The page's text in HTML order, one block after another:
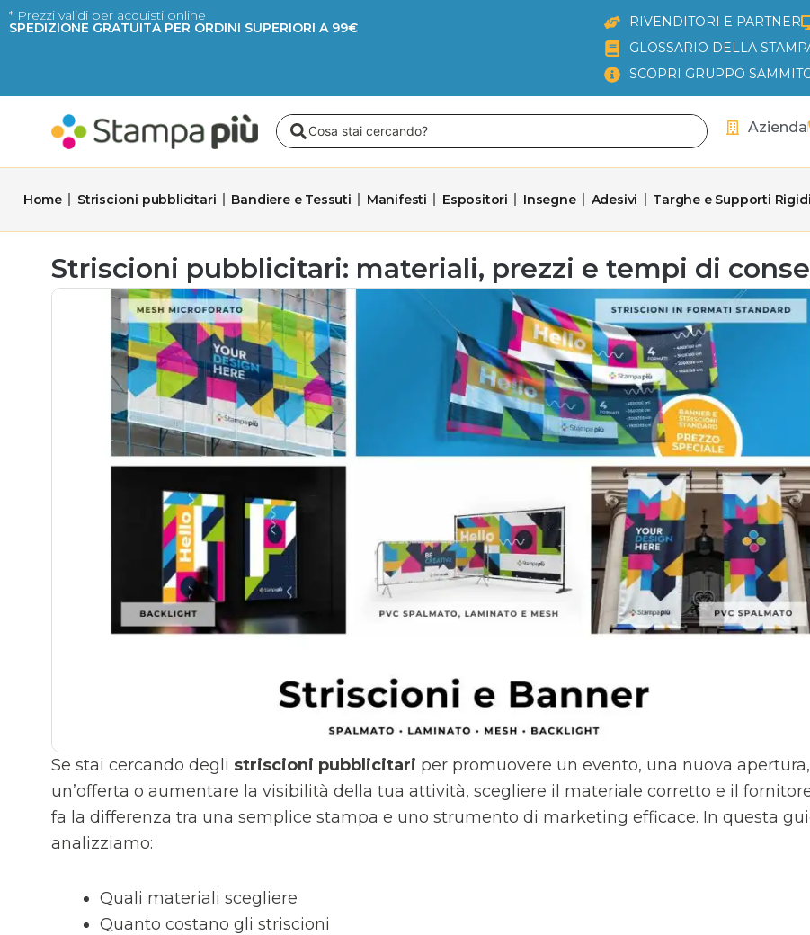
Vai
al
* Prezzi validi per acquisti online
SPEDIZIONE GRATUITA PER ORDINI SUPERIORI A 99€ RIVENDITORI E PARTNER
GLOSSARIO DELLA
SCOPRI GRUPPO
Search
Azienda
Home Striscioni pubblicitari Bandiere e Tessuti Manifesti Espositori Insegne Adesivi Targhe e Supporti Rigidi
Striscioni pubblicitari: materiali, prezzi e tempi di
Se stai cercando degli striscioni pubblicitari per promuovere un evento, una nuova apertura,
un’offerta o aumentare la visibilità della tua attività, scegliere il materiale corretto e il
fa la differenza tra una semplice stampa e uno strumento di marketing efficace. In questa
analizziamo:
Quali materiali scegliere
Quanto costano gli striscioni